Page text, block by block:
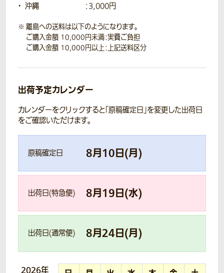
沖縄
：3,000円
離島への送料は以下のようになります。
ご購入金額 10,000円未満：実費ご負担
ご購入金額 10,000円以上：上記送料区分
出荷予定カレンダー
カレンダーをクリックすると「原稿確定日」を変更した出荷日
をご確認いただけます。
原稿確定日 8月10日(月)
出荷日(特急便) 8月19日(水)
出荷日(通常便) 8月24日(月)
2026年